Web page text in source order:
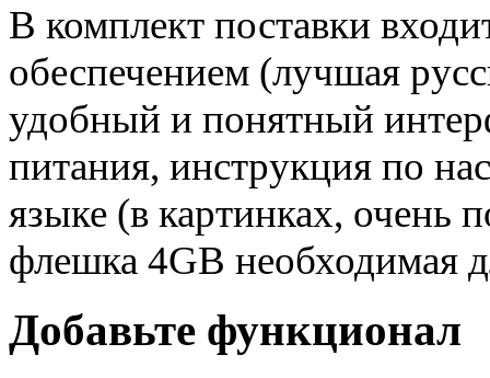
В комплект поставки
обеспечением (лучшая
удобный и понятный
питания, инструкция по
языке (в картинках,
флешка 4GB необходимая
Добавьте функционал